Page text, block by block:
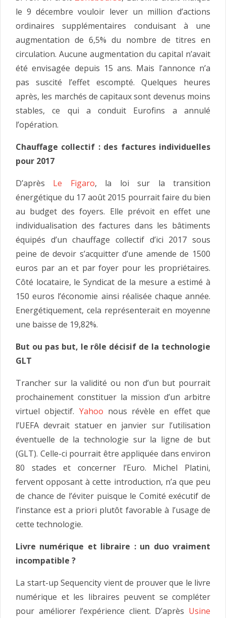
le 9 décembre vouloir lever un million d’actions
ordinaires supplémentaires conduisant à une
augmentation de 6,5% du nombre de titres en
circulation. Aucune augmentation du capital n’avait
été envisagée depuis 15 ans. Mais l’annonce n’a
pas suscité l’effet escompté. Quelques heures
après, les marchés de capitaux sont devenus moins
stables, ce qui a conduit Eurofins a annulé
l’opération.
Chauffage collectif : des factures individuelles
pour 2017
D’après Le Figaro, la loi sur la transition
énergétique du 17 août 2015 pourrait faire du bien
au budget des foyers. Elle prévoit en effet une
individualisation des factures dans les bâtiments
équipés d’un chauffage collectif d’ici 2017 sous
peine de devoir s’acquitter d’une amende de 1500
euros par an et par foyer pour les propriétaires.
Côté locataire, le Syndicat de la mesure a estimé à
150 euros l’économie ainsi réalisée chaque année.
Energétiquement, cela représenterait en moyenne
une baisse de 19,82%.
But ou pas but, le rôle décisif de la technologie
GLT
Trancher sur la validité ou non d’un but pourrait
prochainement constituer la mission d’un arbitre
virtuel objectif. Yahoo nous révèle en effet que
l’UEFA devrait statuer en janvier sur l’utilisation
éventuelle de la technologie sur la ligne de but
(GLT). Celle-ci pourrait être appliquée dans environ
80 stades et concerner l’Euro. Michel Platini,
fervent opposant à cette introduction, n’a que peu
de chance de l’éviter puisque le Comité exécutif de
l’instance est a priori plutôt favorable à l’usage de
cette technologie.
Livre numérique et libraire : un duo vraiment
incompatible ?
La start-up Sequencity vient de prouver que le livre
numérique et les libraires peuvent se compléter
pour améliorer l’expérience client. D’après Usine